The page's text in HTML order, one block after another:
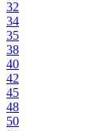
32
34
35
38
40
42
45
48
50